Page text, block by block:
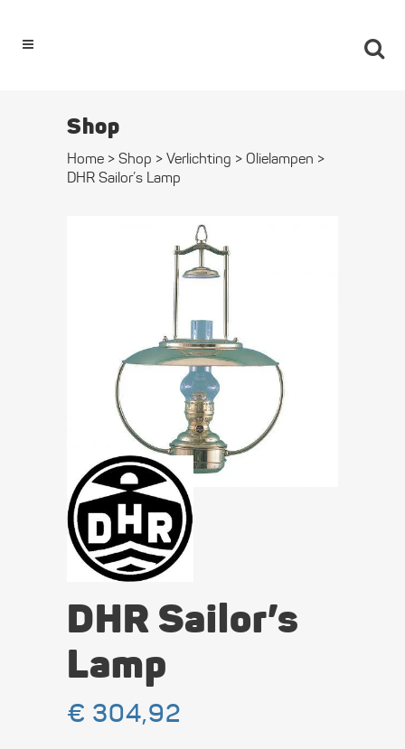
Shop
Home > Shop > Verlichting > Olie­lampen >
DHR Sailor’s Lamp
DHR Sailor’s
Lamp
€ 304,92